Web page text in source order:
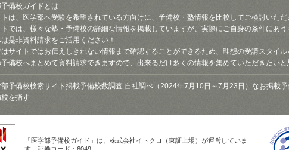
予備校ガイドとは
は、医学部へ受験を希望されている方向けに、予備校・塾情報を比較してご検討いた
トでは、様々な塾・予備校の詳細な情報を掲載していますが、実際にご自身の条件にあ
是非資料請求をご活用ください！
サイトではお伝えしきれない情報まで確認することができるため、理想の受講スタイ
備校へまとめて資料請求できますので、出来るだけ多くの情報を集めていただきたいと
予備校検索サイト掲載予備校数調査 自社調べ（2024年7月10日～7月23日）なお掲載
を指す
「医学部予備校ガイド」は、株式会社イトクロ（東証上場）が運営していま
す。証券コード：6049